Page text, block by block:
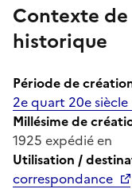
Contexte
historique
Période de
2e quart 20e siècle
Millésime de
1925 expédié en
Utilisation /
correspondance